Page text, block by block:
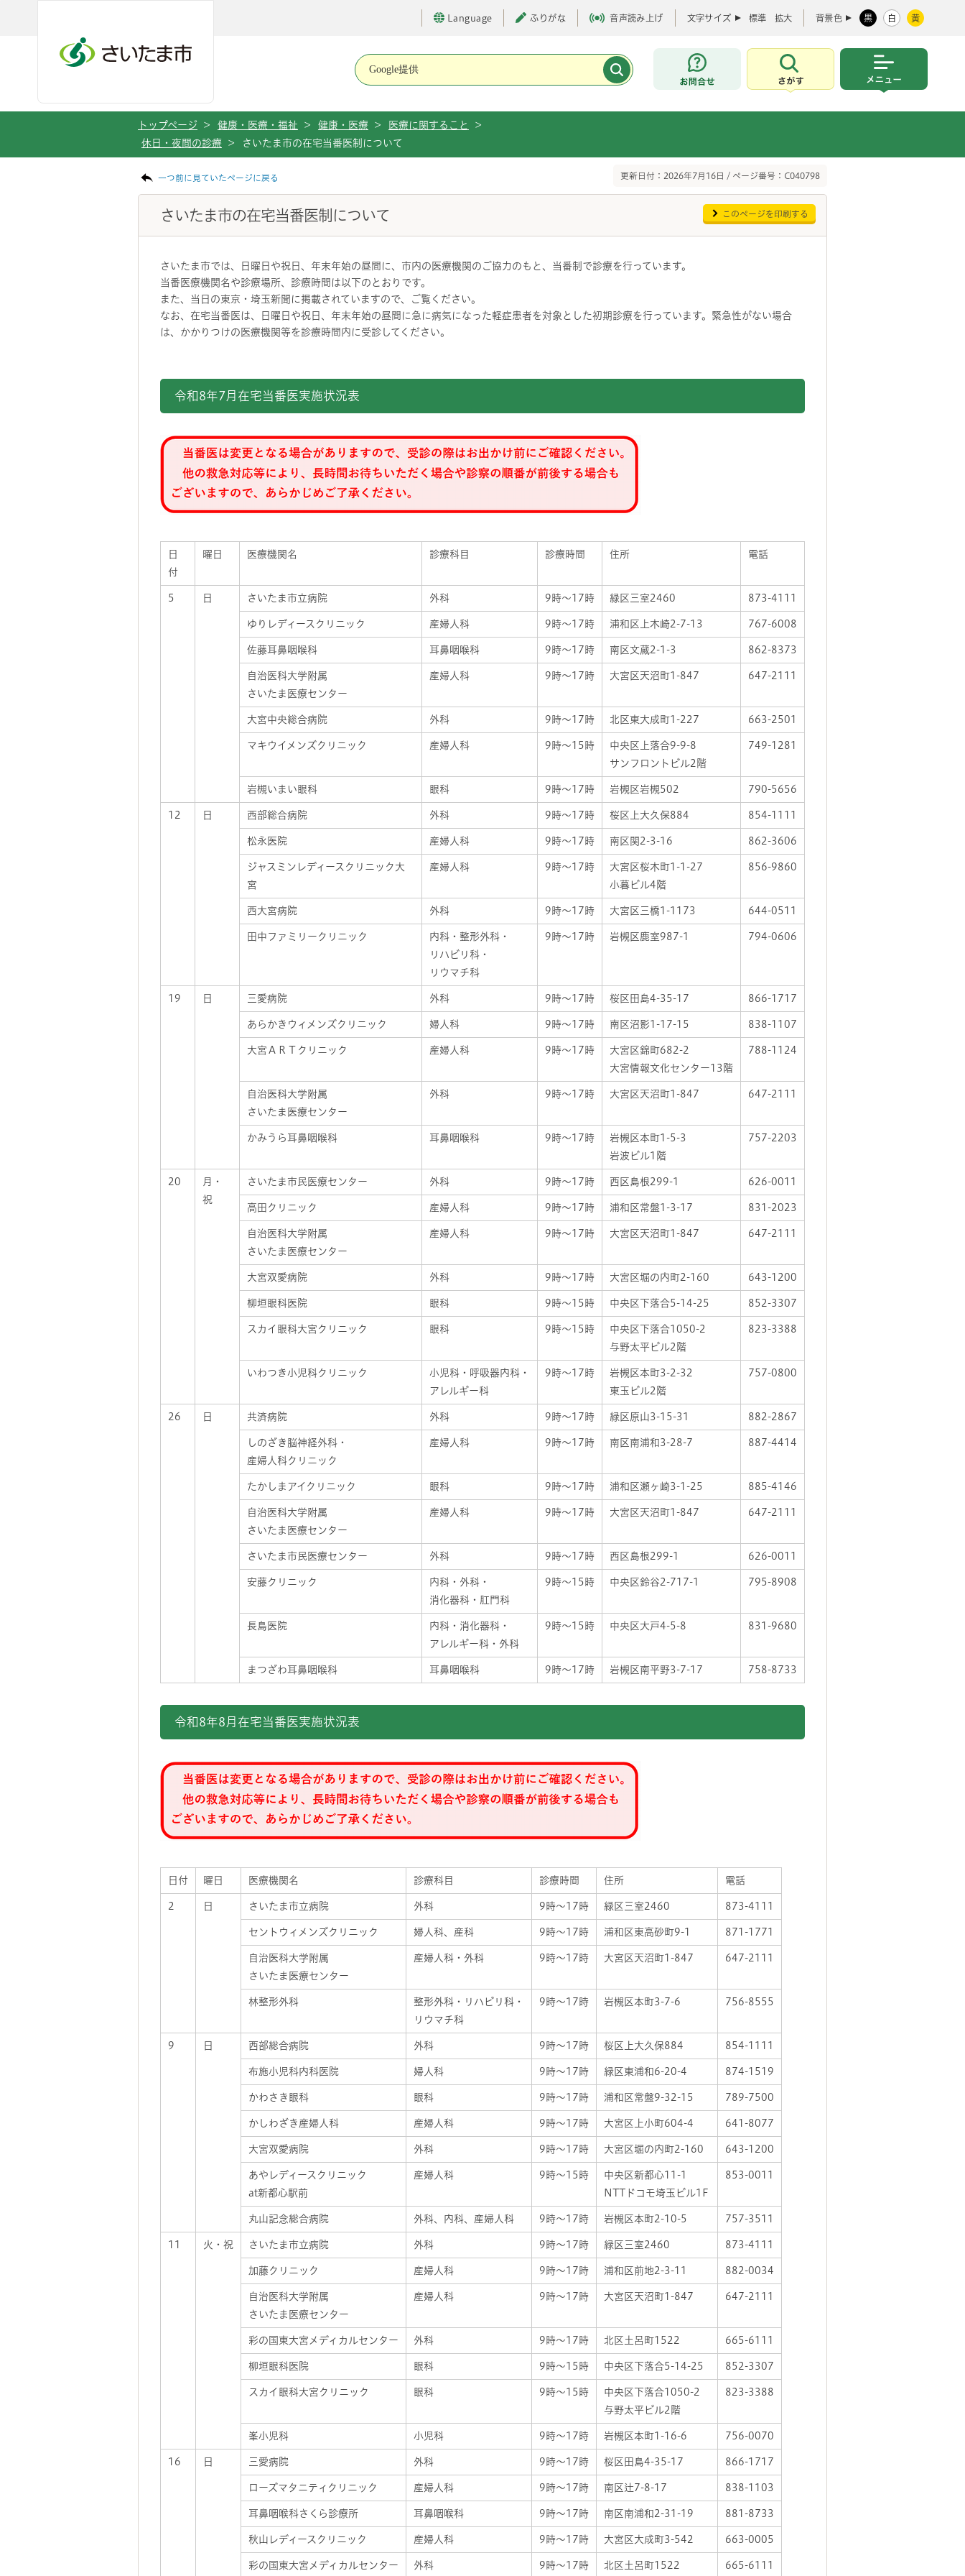
Language ふりがな 音声読み上げ 文字サイズ 標準 拡大 背景色 黒 白 黄
お問合せ
さがす
トップページ > 健康・医療・福祉 > 健康・医療 > 医療に関すること
>
休日・夜間の診療
> さいたま市の在宅当番医制について
一つ前に見ていたページに戻る 更新日付：2026年7月16日 / ページ番号：C040798
さいたま市の在宅当番医制について このページを印刷する
さいたま市では、日曜日や祝日、年末年始の昼間に、市内の医療機関のご協力のもと、当番制で診療を行っています。
当番医療機関名や診療場所、診療時間は以下のとおりです。
また、当日の東京・埼玉新聞に掲載されていますので、ご覧ください。
なお、在宅当番医は、日曜日や祝日、年末年始の昼間に急に病気になった軽症患者を対象とした初期診療を行っています。緊急性がない場合
は、かかりつけの医療機関等を診療時間内に受診してください。
令和8年7月在宅当番医実施状況表
日
付
曜日 医療機関名 診療科目 診療時間 住所 電話
5 日 さいたま市立病院 外科 9時～17時 緑区三室2460 873-4111
ゆりレディースクリニック 産婦人科 9時～17時 浦和区上木崎2-7-13 767-6008
佐藤耳鼻咽喉科 耳鼻咽喉科 9時～17時 南区文蔵2-1-3 862-8373
自治医科大学附属
さいたま医療センター
産婦人科 9時～17時 大宮区天沼町1-847 647-2111
大宮中央総合病院 外科 9時～17時 北区東大成町1-227 663-2501
マキウイメンズクリニック 産婦人科 9時～15時
中央区上落合9-9-8
サンフロントビル2階
749-1281
岩槻いまい眼科 眼科 9時～17時 岩槻区岩槻502 790-5656
12 日 西部総合病院 外科 9時～17時 桜区上大久保884 854-1111
松永医院 産婦人科 9時～17時 南区関2-3-16 862-3606
ジャスミンレディースクリニック大
宮
産婦人科 9時～17時
大宮区桜木町1-1-27
小暮ビル4階
856-9860
西大宮病院 外科 9時～17時 大宮区三橋1-1173 644-0511
田中ファミリークリニック
内科・整形外科・
リハビリ科・
リウマチ科
9時～17時 岩槻区鹿室987-1 794-0606
19 日 三愛病院 外科 9時～17時 桜区田島4-35-17 866-1717
あらかきウィメンズクリニック 婦人科 9時～17時 南区沼影1-17-15 838-1107
大宮ＡＲＴクリニック 産婦人科 9時～17時
大宮区錦町682-2
大宮情報文化センター13階
788-1124
自治医科大学附属
さいたま医療センター
外科 9時～17時 大宮区天沼町1-847 647-2111
かみうら耳鼻咽喉科 耳鼻咽喉科 9時～17時
岩槻区本町1-5-3
岩波ビル1階
757-2203
20
月・
祝
さいたま市民医療センター 外科 9時～17時 西区島根299-1 626-0011
高田クリニック 産婦人科 9時～17時 浦和区常盤1-3-17 831-2023
自治医科大学附属
さいたま医療センター
産婦人科 9時～17時 大宮区天沼町1-847 647-2111
大宮双愛病院 外科 9時～17時 大宮区堀の内町2-160 643-1200
柳垣眼科医院 眼科 9時～15時 中央区下落合5-14-25 852-3307
スカイ眼科大宮クリニック 眼科 9時～15時
中央区下落合1050-2
与野太平ビル2階
823-3388
いわつき小児科クリニック
小児科・呼吸器内科・
アレルギー科
9時～17時
岩槻区本町3-2-32
東玉ビル2階
757-0800
26 日 共済病院 外科 9時～17時 緑区原山3-15-31 882-2867
しのざき脳神経外科・
産婦人科クリニック
産婦人科 9時～17時 南区南浦和3-28-7 887-4414
たかしまアイクリニック 眼科 9時～17時 浦和区瀬ヶ崎3-1-25 885-4146
自治医科大学附属
さいたま医療センター
産婦人科 9時～17時 大宮区天沼町1-847 647-2111
さいたま市民医療センター 外科 9時～17時 西区島根299-1 626-0011
安藤クリニック
内科・外科・
消化器科・肛門科
9時～15時 中央区鈴谷2-717-1 795-8908
長島医院
内科・消化器科・
アレルギー科・外科
9時～15時 中央区大戸4-5-8 831-9680
まつざわ耳鼻咽喉科 耳鼻咽喉科 9時～17時 岩槻区南平野3-7-17 758-8733
令和8年8月在宅当番医実施状況表
日付 曜日 医療機関名 診療科目 診療時間 住所 電話
2 日 さいたま市立病院 外科 9時～17時 緑区三室2460 873-4111
セントウィメンズクリニック 婦人科、産科 9時～17時 浦和区東高砂町9-1 871-1771
自治医科大学附属
さいたま医療センター
産婦人科・外科 9時～17時 大宮区天沼町1-847 647-2111
林整形外科
整形外科・リハビリ科・
リウマチ科
9時～17時 岩槻区本町3-7-6 756-8555
9 日 西部総合病院 外科 9時～17時 桜区上大久保884 854-1111
布施小児科内科医院 婦人科 9時～17時 緑区東浦和6-20-4 874-1519
かわさき眼科 眼科 9時～17時 浦和区常盤9-32-15 789-7500
かしわざき産婦人科 産婦人科 9時～17時 大宮区上小町604-4 641-8077
大宮双愛病院 外科 9時～17時 大宮区堀の内町2-160 643-1200
あやレディースクリニック
at新都心駅前
産婦人科 9時～15時
中央区新都心11-1
NTTドコモ埼玉ビル1F
853-0011
丸山記念総合病院 外科、内科、産婦人科 9時～17時 岩槻区本町2-10-5 757-3511
11 火・祝 さいたま市立病院 外科 9時～17時 緑区三室2460 873-4111
加藤クリニック 産婦人科 9時～17時 浦和区前地2-3-11 882-0034
自治医科大学附属
さいたま医療センター
産婦人科 9時～17時 大宮区天沼町1-847 647-2111
彩の国東大宮メディカルセンター 外科 9時～17時 北区土呂町1522 665-6111
柳垣眼科医院 眼科 9時～15時 中央区下落合5-14-25 852-3307
スカイ眼科大宮クリニック 眼科 9時～15時
中央区下落合1050-2
与野太平ビル2階
823-3388
峯小児科 小児科 9時～17時 岩槻区本町1-16-6 756-0070
16 日 三愛病院 外科 9時～17時 桜区田島4-35-17 866-1717
ローズマタニティクリニック 産婦人科 9時～17時 南区辻7-8-17 838-1103
耳鼻咽喉科さくら診療所 耳鼻咽喉科 9時～17時 南区南浦和2-31-19 881-8733
秋山レディースクリニック 産婦人科 9時～17時 大宮区大成町3-542 663-0005
彩の国東大宮メディカルセンター 外科 9時～17時 北区土呂町1522 665-6111